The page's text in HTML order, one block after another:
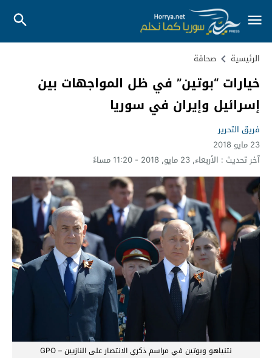
الرئيسية صحافة
خيارات “بوتين” في ظل المواجهات بين
إسرائيل وإيران في سوريا
فريق التحرير
23 مايو 2018
آخر تحديث : الأربعاء, 23 مايو, 2018 - 11:20 مساءً
نتنياهو وبوتين في مراسم ذكري الانتصار على النازيين – GPO